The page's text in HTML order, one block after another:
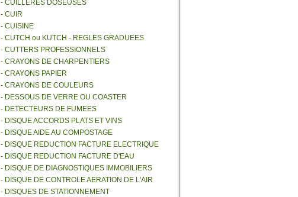
- CUILLERES DOSEUSES
- CUIR
- CUISINE
- CUTCH ou KUTCH - REGLES GRADUEES
- CUTTERS PROFESSIONNELS
- CRAYONS DE CHARPENTIERS
- CRAYONS PAPIER
- CRAYONS DE COULEURS
- DESSOUS DE VERRE OU COASTER
- DETECTEURS DE FUMEES
- DISQUE ACCORDS PLATS ET VINS
- DISQUE AIDE AU COMPOSTAGE
- DISQUE REDUCTION FACTURE ELECTRIQUE
- DISQUE REDUCTION FACTURE D'EAU
- DISQUE DE DIAGNOSTIQUES IMMOBILIERS
- DISQUE DE CONTROLE AERATION DE L'AIR
- DISQUES DE STATIONNEMENT